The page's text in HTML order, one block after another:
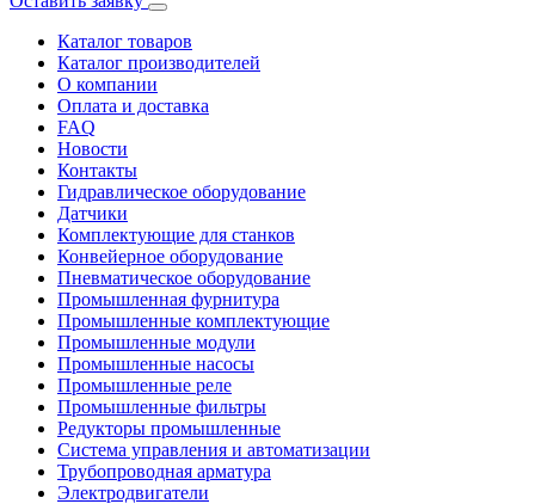
Каталог товаров
Каталог производителей
О компании
Оплата и доставка
FAQ
Новости
Контакты
Гидравлическое оборудование
Датчики
Комплектующие для станков
Конвейерное оборудование
Пневматическое оборудование
Промышленная фурнитура
Промышленные комплектующие
Промышленные модули
Промышленные насосы
Промышленные реле
Промышленные фильтры
Редукторы промышленные
Система управления и автоматизации
Трубопроводная арматура
Электродвигатели